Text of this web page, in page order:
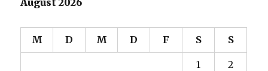
M D M D F S S
1 2